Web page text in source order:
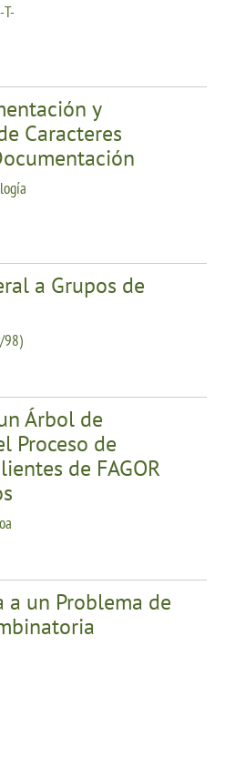
y
Caracteres
a Grupos de
98)
Árbol de
Proceso de
de FAGOR
a un Problema de